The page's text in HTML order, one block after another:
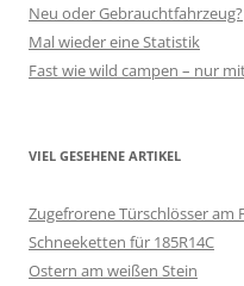
Neu oder Gebrauchtfahrzeug?
Mal wieder eine Statistik
Fast wie wild campen – nur
VIEL GESEHENE ARTIKEL
Zugefrorene Türschlösser am
Schneeketten für 185R14C
Ostern am weißen Stein